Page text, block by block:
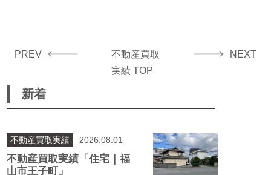
PREV
不動産買取
実績 TOP
NEXT
新着
不動産買取実績 2026.08.01
不動産買取実績「住宅｜福
山市王子町」